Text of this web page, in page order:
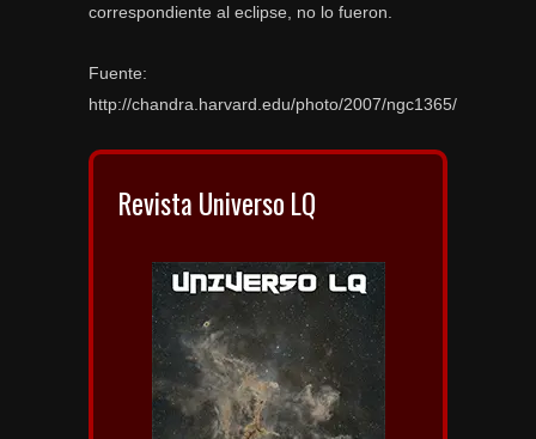
correspondiente al eclipse, no lo fueron.
Fuente:
http://chandra.harvard.edu/photo/2007/ngc1365/
Revista Universo LQ